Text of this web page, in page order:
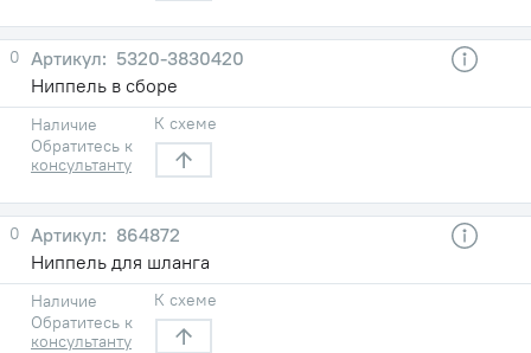
0
5320-3830420
Ниппель в сборе
Наличие
Обратитесь к
консультанту
К схеме
0
864872
Ниппель для шланга
Наличие
Обратитесь к
консультанту
К схеме